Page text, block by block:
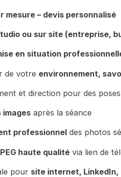
mesure – devis personnalisé
ou sur site (entreprise,
en situation
de votre environnement,
et direction pour des
imagesaprès la séance
professionneldes photos
haute qualitévia lien de
pour site internet,